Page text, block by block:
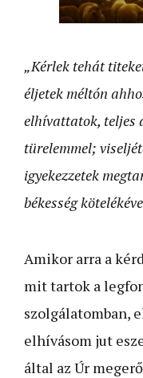
„Kérlek tehát
éljetek méltón
elhívattatok, teljes
türelemmel;
igyekezzetek
békesség
Amikor arra a
mit tartok a
szolgálatomban,
elhívásom jut
által az Úr